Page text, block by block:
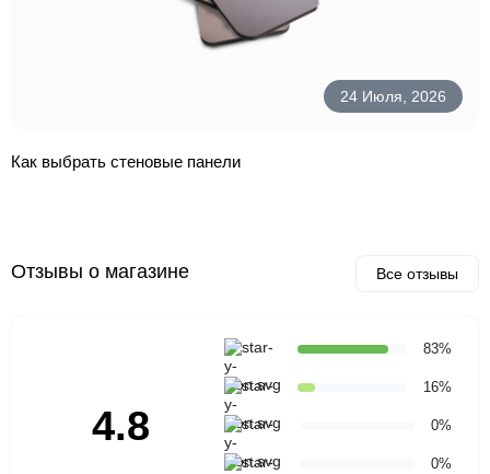
24 Июля, 2026
Как выбрать стеновые панели
Отзывы о магазине Все отзывы
4.8
83%
16%
0%
0%